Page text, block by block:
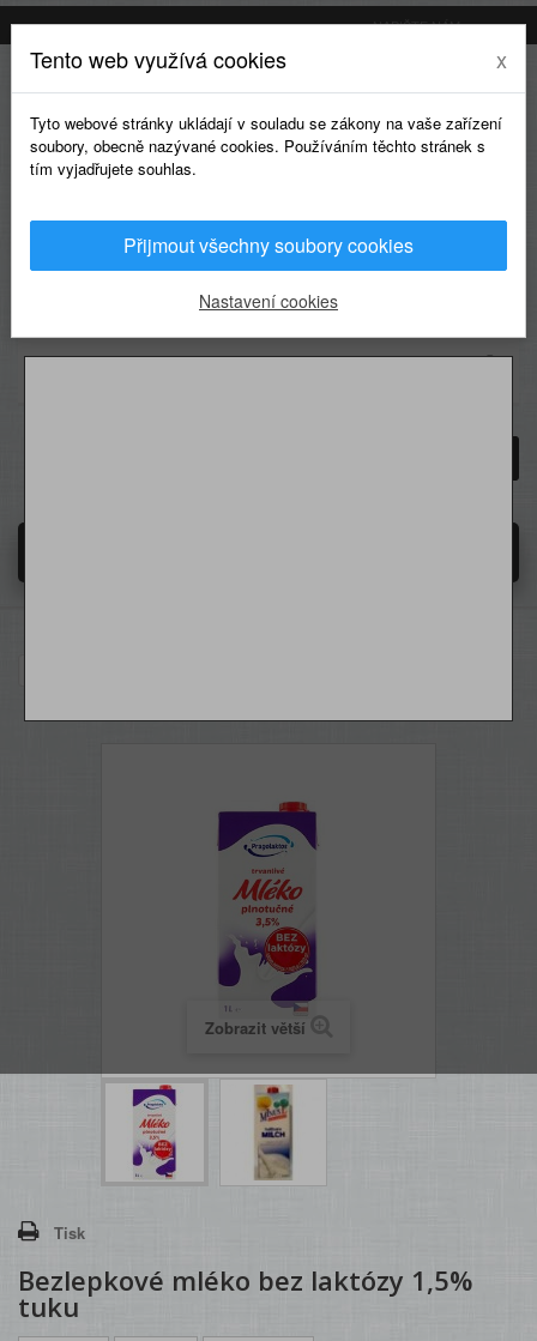
NAPIŠTE NÁM
0
Zobrazit větší
Tisk
Bezlepkové mléko bez laktózy 1,5%
tuku
Tento web využívá cookies x
Tyto webové stránky ukládají v souladu se zákony na vaše zařízení
soubory, obecně nazývané cookies. Používáním těchto stránek s
tím vyjadřujete souhlas.
Přijmout všechny soubory cookies
Nastavení cookies